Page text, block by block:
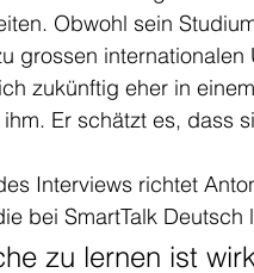
Obwohl sein
grossen
zukünftig eher in
Er schätzt es, dass
Interviews richtet
bei SmartTalk
zu lernen ist